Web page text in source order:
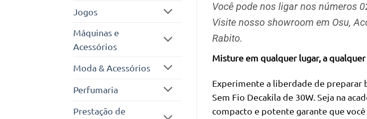
Jogos
Máquinas e
Acessórios
Moda & Acessórios
Perfumaria
Prestação de
Você pode nos ligar nos números
Visite nosso showroom em Osu,
Rabito.
Misture em qualquer lugar, a
Experimente a liberdade de
Sem Fio Decakila de 30W. Seja na
compacto e potente garante que